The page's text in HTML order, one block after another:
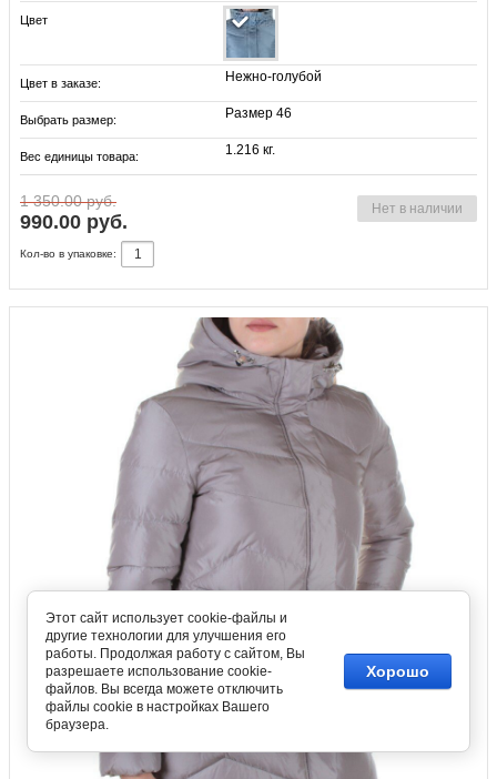
Цвет
Цвет в заказе: Нежно-голубой
Выбрать размер: Размер 46
Вес единицы товара: 1.216 кг.
1 350.00 руб.
990.00 руб.
Нет в наличии
Кол-во в упаковке:
Этот сайт использует cookie-файлы и
другие технологии для улучшения его
работы. Продолжая работу с сайтом, Вы
разрешаете использование cookie-
файлов. Вы всегда можете отключить
файлы cookie в настройках Вашего
браузера.
Хорошо